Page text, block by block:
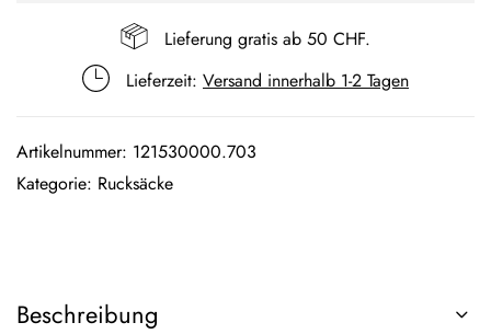
Lieferung gratis ab 50 CHF.
Lieferzeit: Versand innerhalb 1-2 Tagen
Artikelnummer: 121530000.703
Kategorie: Rucksäcke
Beschreibung